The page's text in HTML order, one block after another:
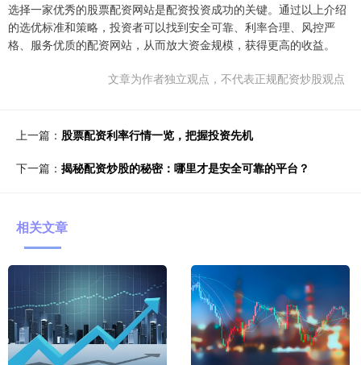
选择一家优秀的股票配资网站是配资投资成功的关键。通过以上介绍
的选优标准和策略，投资者可以找到安全可靠、利率合理、风控严
格、服务优质的配资网站，从而放大资金规模，获得更高的收益。
文章为作者独立观点，不代表正规配资炒股观点
上一篇： 股票配资利率行情一览，把握投资先机
下一篇： 揭秘配资炒股的秘密：哪里才是安全可靠的平台？
相关文章